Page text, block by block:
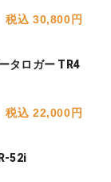
税込 30,800円
タロガー TR4
税込 22,000円
52i